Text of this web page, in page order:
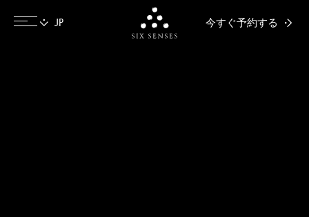
Six senses今すぐ予約する